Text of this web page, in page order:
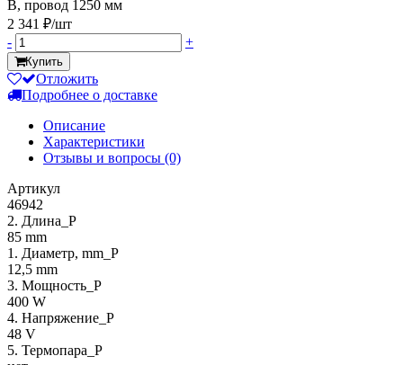
В, провод 1250 мм
2 341 ₽/шт
-
+
Купить
Отложить
Подробнее о доставке
Описание
Характеристики
Отзывы и вопросы (0)
Артикул
46942
2. Длина_P
85 mm
1. Диаметр, mm_P
12,5 mm
3. Мощность_P
400 W
4. Напряжение_P
48 V
5. Термопара_P